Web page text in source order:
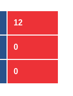
12
0
0